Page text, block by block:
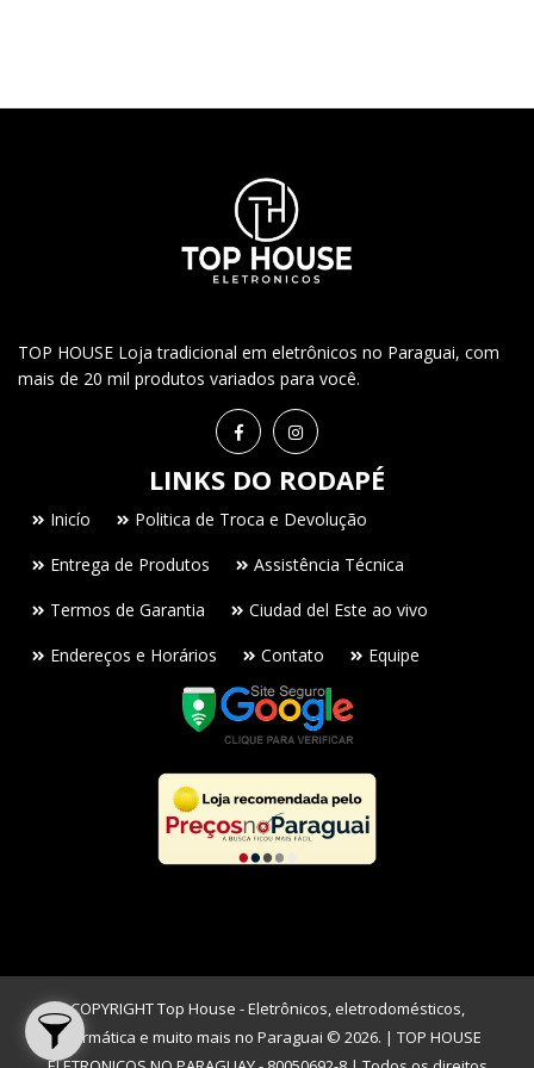
TOP HOUSE Loja tradicional em eletrônicos no Paraguai, com
mais de 20 mil produtos variados para você.
LINKS DO RODAPÉ
Inicío
Politica de Troca e Devolução
Entrega de Produtos
Assistência Técnica
Termos de Garantia
Ciudad del Este ao vivo
Endereços e Horários
Contato Equipe
COPYRIGHT Top House - Eletrônicos, eletrodomésticos,
informática e muito mais no Paraguai © 2026. | TOP HOUSE